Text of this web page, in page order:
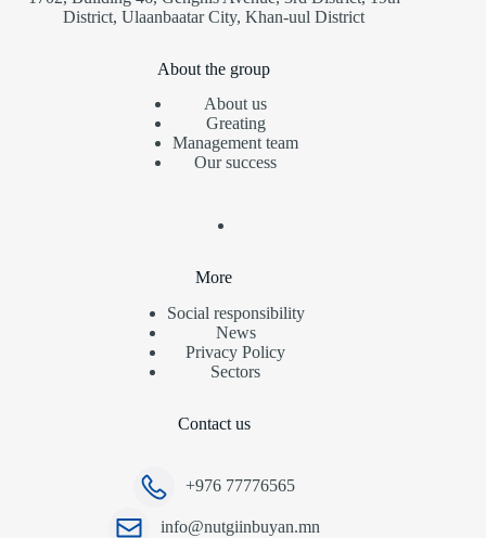
District, Ulaanbaatar City, Khan-uul District
About the group
About us
Greating
Management team
Our success
More
Social responsibility
News
Privacy Policy
Sectors
Contact us
+976 77776565
info@nutgiinbuyan.mn